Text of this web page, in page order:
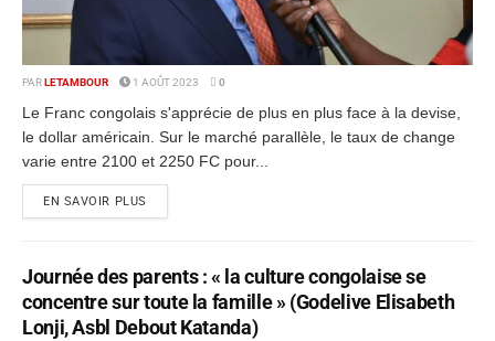
PAR LETAMBOUR 1 AOÛT 2023 0
Le Franc congolais s'apprécie de plus en plus face à la devise,
le dollar américain. Sur le marché parallèle, le taux de change
varie entre 2100 et 2250 FC pour...
EN SAVOIR PLUS
Journée des parents : « la culture congolaise se
concentre sur toute la famille » (Godelive Elisabeth
Lonji, Asbl Debout Katanda)